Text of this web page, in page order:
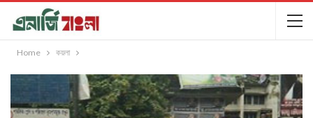
Home কয়লা